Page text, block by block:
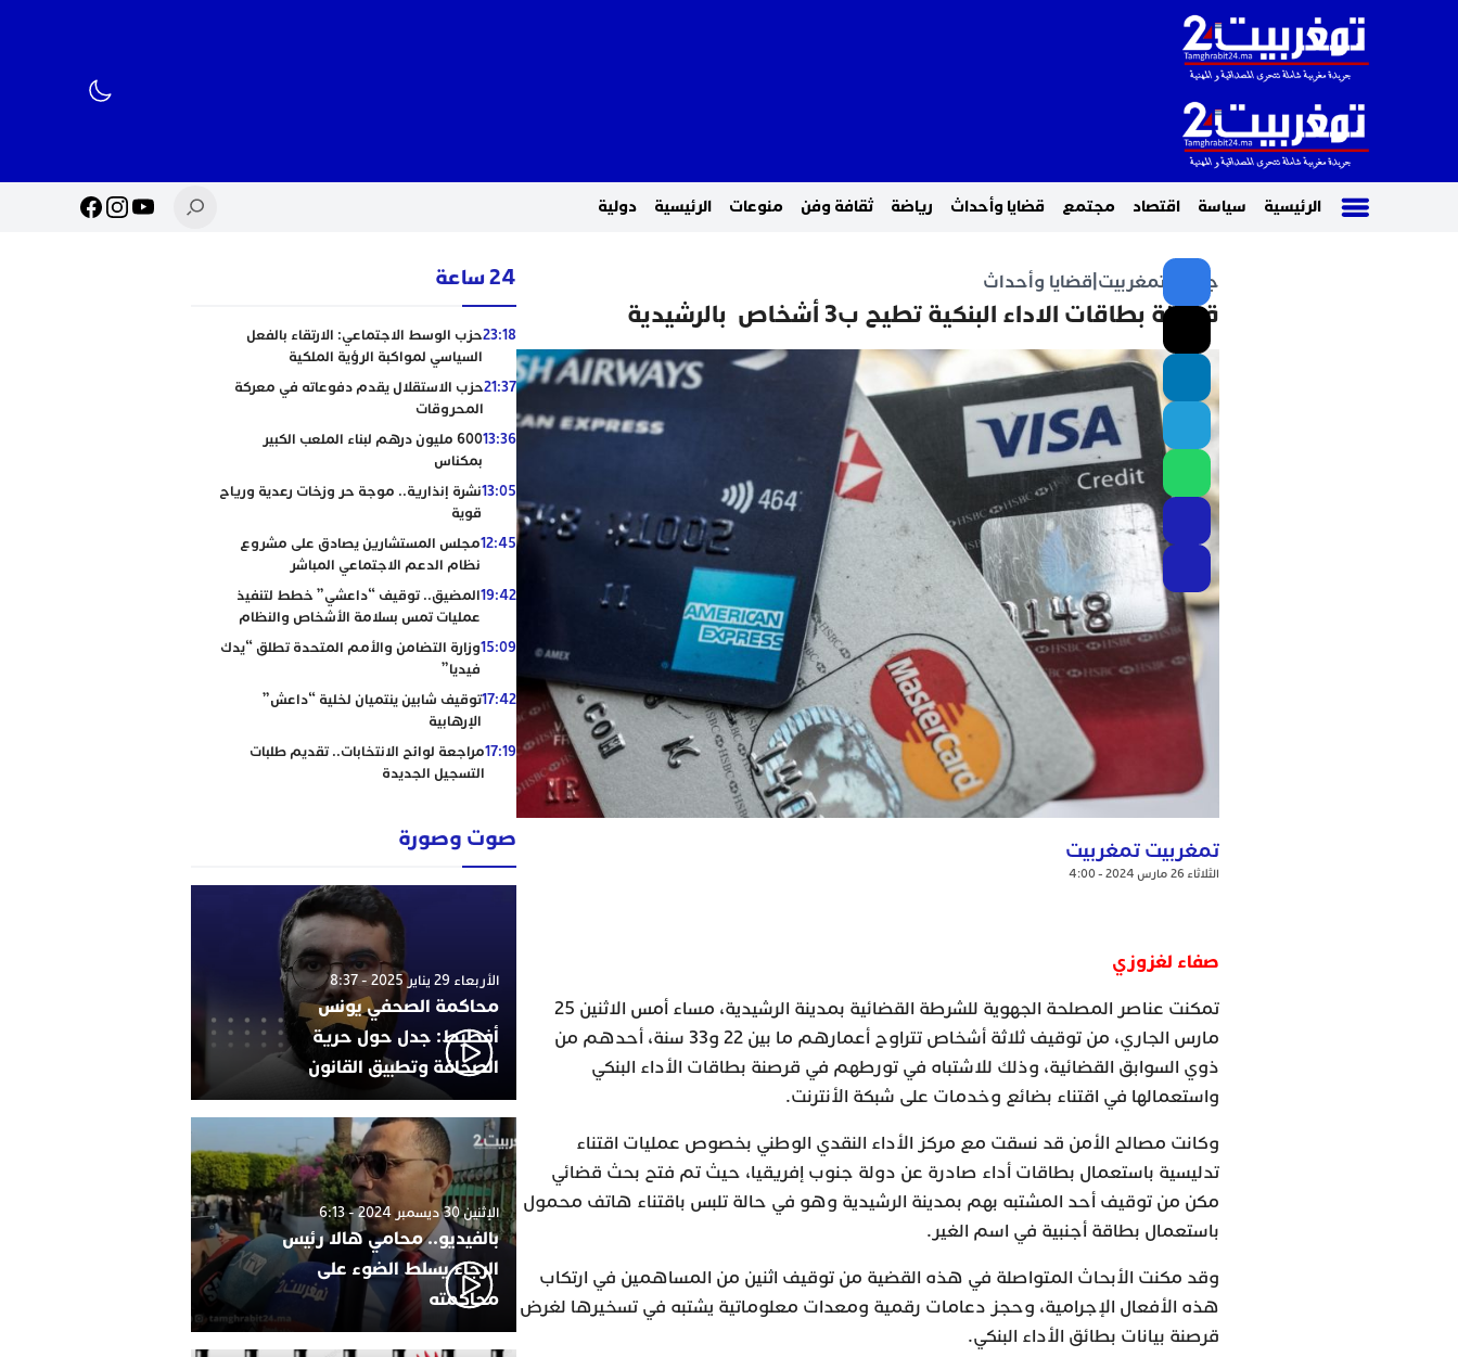
الرئيسية سياسة اقتصاد مجتمع قضايا وأحداث رياضة ثقافة وفن منوعات الرئيسية دولية
جريدة تمغربيت قضايا وأحداث
قرصنة بطاقات الاداء البنكية تطيح ب3 أشخاص بالرشيدية
تمغربيت تمغربيت
الثلاثاء 26 مارس 2024 - 4:00
صفاء لغزوزي
تمكنت عناصر المصلحة الجهوية للشرطة القضائية بمدينة الرشيدية، مساء أمس الاثنين 25
مارس الجاري، من توقيف ثلاثة أشخاص تتراوح أعمارهم ما بين 22 و33 سنة، أحدهم من
ذوي السوابق القضائية، وذلك للاشتباه في تورطهم في قرصنة بطاقات الأداء البنكي
واستعمالها في اقتناء بضائع وخدمات على شبكة الأنترنت.
وكانت مصالح الأمن قد نسقت مع مركز الأداء النقدي الوطني بخصوص عمليات اقتناء
تدليسية باستعمال بطاقات أداء صادرة عن دولة جنوب إفريقيا، حيث تم فتح بحث قضائي
مكن من توقيف أحد المشتبه بهم بمدينة الرشيدية وهو في حالة تلبس باقتناء هاتف محمول
باستعمال بطاقة أجنبية في اسم الغير.
وقد مكنت الأبحاث المتواصلة في هذه القضية من توقيف اثنين من المساهمين في ارتكاب
هذه الأفعال الإجرامية، وحجز دعامات رقمية ومعدات معلوماتية يشتبه في تسخيرها لغرض
قرصنة بيانات بطائق الأداء البنكي.
24 ساعة
23:18حزب الوسط الاجتماعي: الارتقاء بالفعل
السياسي لمواكبة الرؤية الملكية
21:37حزب الاستقلال يقدم دفوعاته في معركة
المحروقات
13:36
600 مليون درهم لبناء الملعب الكبير
بمكناس
13:05نشرة إنذارية.. موجة حر وزخات رعدية ورياح
قوية
12:45مجلس المستشارين يصادق على مشروع
نظام الدعم الاجتماعي المباشر
19:42المضيق.. توقيف “داعشي” خطط لتنفيذ
عمليات تمس بسلامة الأشخاص والنظام
15:09وزارة التضامن والأمم المتحدة تطلق “يدك
فيديا”
17:42توقيف شابين ينتميان لخلية “داعش”
الإرهابية
17:19مراجعة لوائح الانتخابات.. تقديم طلبات
التسجيل الجديدة
صوت وصورة
الأربعاء 29 يناير 2025 - 8:37
محاكمة الصحفي يونس
أفطيط: جدل حول حرية
الصحافة وتطبيق القانون
الإثنين 30 ديسمبر 2024 - 6:13
بالفيديو.. محامي هالا رئيس
الرجاء يسلط الضوء على
محاكمته